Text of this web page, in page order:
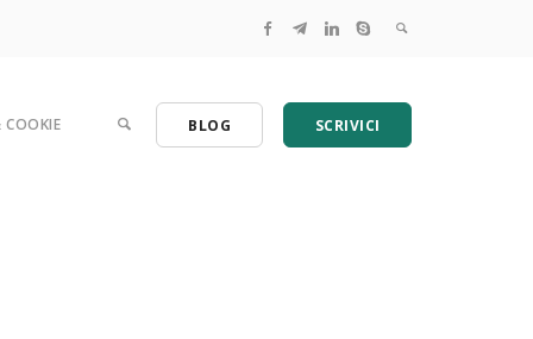
COOKIE BLOG SCRIVICI